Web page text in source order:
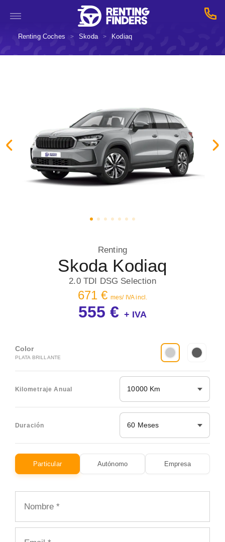
Renting Coches > Skoda > Kodiaq
Renting
Skoda Kodiaq
2.0 TDI DSG Selection
671 € mes/ IVA incl.
555 € + IVA
Color
PLATA BRILLANTE
Kilometraje Anual 10000 Km
Duración 60 Meses
Particular Autónomo Empresa